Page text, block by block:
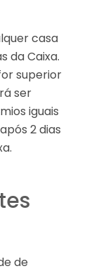
casa
da Caixa.
superior
ser
iguais
2 dias
de